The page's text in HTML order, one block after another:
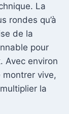
La
rondes qu’à
de la
pour
Avec environ
vive,
la